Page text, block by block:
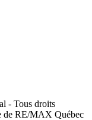
- Tous droits
de RE/MAX Québec